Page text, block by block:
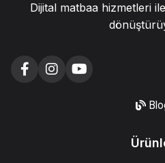
Dijital matbaa hizmetleri